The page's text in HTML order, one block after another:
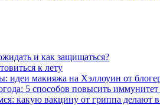
и как защищаться?
к лету
идеи макияжа на Хэллоуин от
5 способов повысить
какую вакцину от гриппа делают